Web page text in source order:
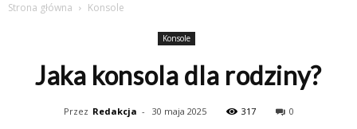
Strona główna Konsole
Konsole
Jaka konsola dla rodziny?
Przez Redakcja - 30 maja 2025 317 0